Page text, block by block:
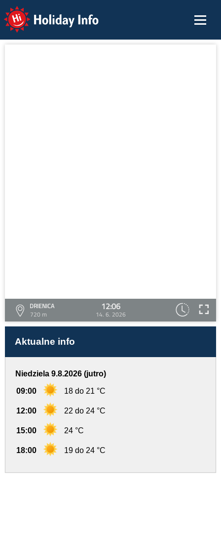
Holiday Info
DRIENICA
720 m
12:06
14. 6. 2026
Aktualne info
Niedziela 9.8.2026 (jutro)
09:00 18 do 21 °C
12:00 22 do 24 °C
15:00 24 °C
18:00 19 do 24 °C